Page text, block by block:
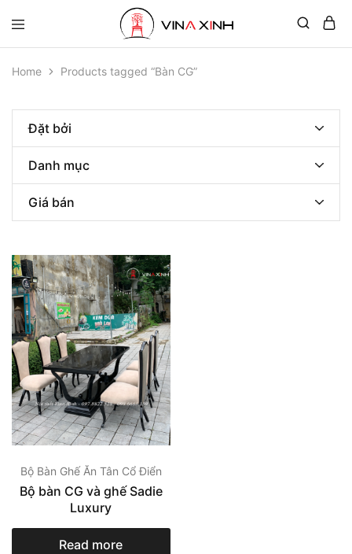
Home Products tagged “Bàn CG”
Đặt bởi
Danh mục
Giá bán
Bộ Bàn Ghế Ăn Tân Cổ Điển
Bộ bàn CG và ghế Sadie
Luxury
Read more